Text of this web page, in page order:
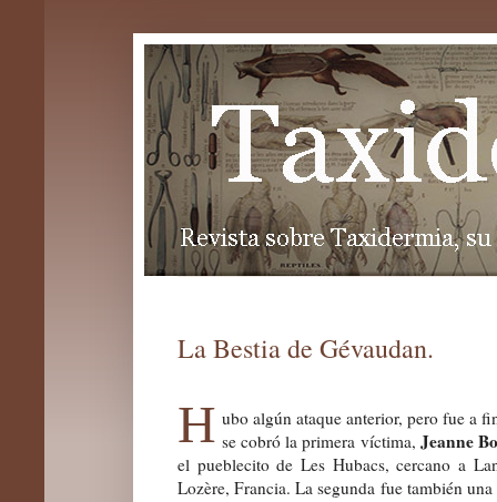
La Bestia de Gévaudan.
H ubo algún ataque anterior, pero fue a
se cobró la primera víctima, Jeanne
el pueblecito de Les Hubacs, cercano a
Lozère, Francia. La segunda fue también